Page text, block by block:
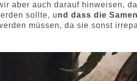
aber auch darauf hinweisen,
sollte, und dass die
müssen, da sie sonst